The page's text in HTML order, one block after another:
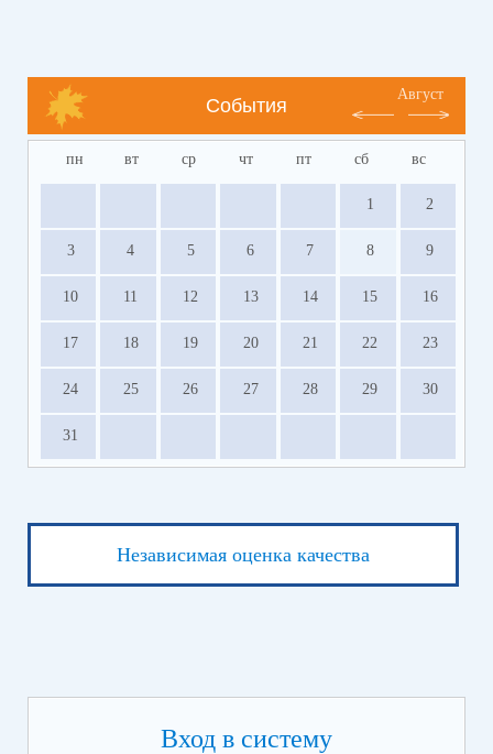
События
Август
пн вт ср чт пт сб вс
1 2
3 4 5 6 7 8 9
10 11 12 13 14 15 16
17 18 19 20 21 22 23
24 25 26 27 28 29 30
31
Независимая оценка качества
Вход в систему